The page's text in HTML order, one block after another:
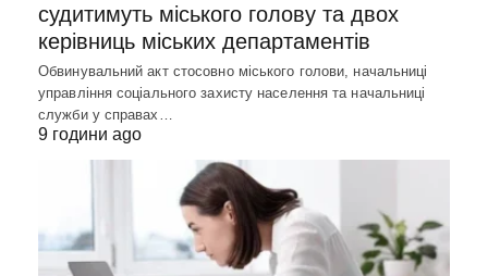
судитимуть міського голову та двох
керівниць міських департаментів
Обвинувальний акт стосовно міського голови, начальниці
управління соціального захисту населення та начальниці
служби у справах…
9 години ago